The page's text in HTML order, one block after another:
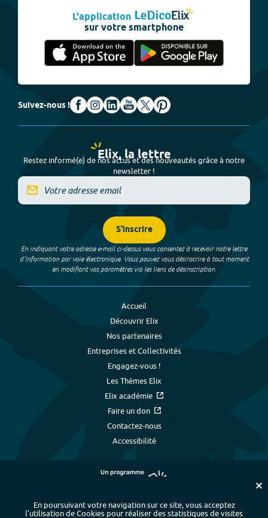
L'application
sur votre smartphone
Suivez-nous !
Elix, la lettre
Restez informé(e) de nos actus et des nouveautés grâce à notre
newsletter !
S'inscrire
En indiquant votre adresse e-mail ci-dessus vous consentez à recevoir notre lettre
d’information par voie électronique. Vous pouvez vous désinscrire à tout moment
en modifiant vos paramètres via les liens de désinscription.
Accueil
Découvrir Elix
Nos partenaires
Entreprises et Collectivités
Engagez-vous !
Les Thèmes Elix
Elix académie
Faire un don
Contactez-nous
Accessibilité
En poursuivant votre navigation sur ce site, vous acceptez
l’utilisation de Cookies pour réaliser des statistiques de visites